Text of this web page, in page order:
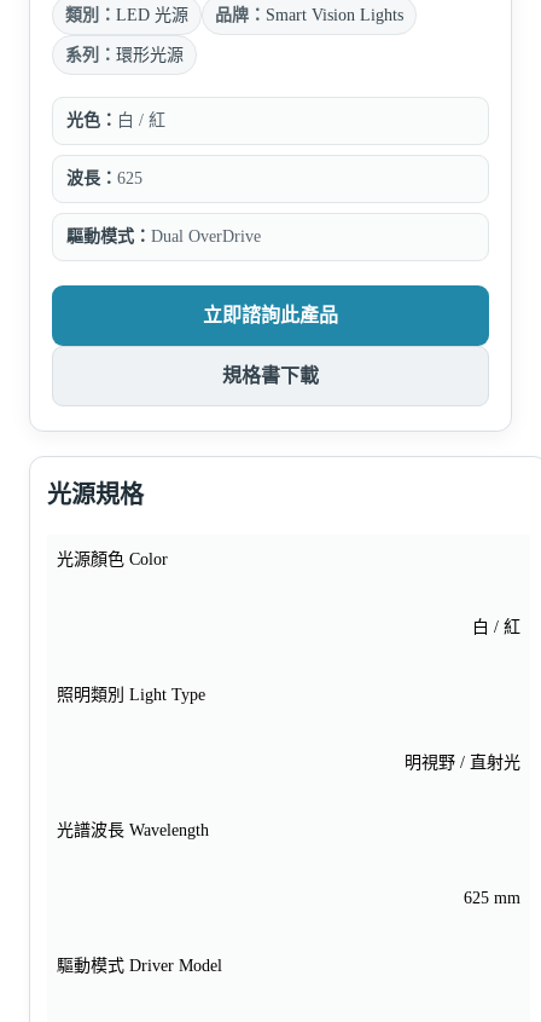
類別： LED 光源 品牌： Smart Vision Lights
系列： 環形光源
光色： 白 / 紅
波長： 625
驅動模式： Dual OverDrive
立即諮詢此產品
規格書下載
光源規格
光源顏色 Color
白 / 紅
照明類別 Light Type
明視野 / 直射光
光譜波長 Wavelength
625 mm
驅動模式 Driver Model